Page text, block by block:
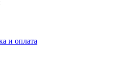
и оплата